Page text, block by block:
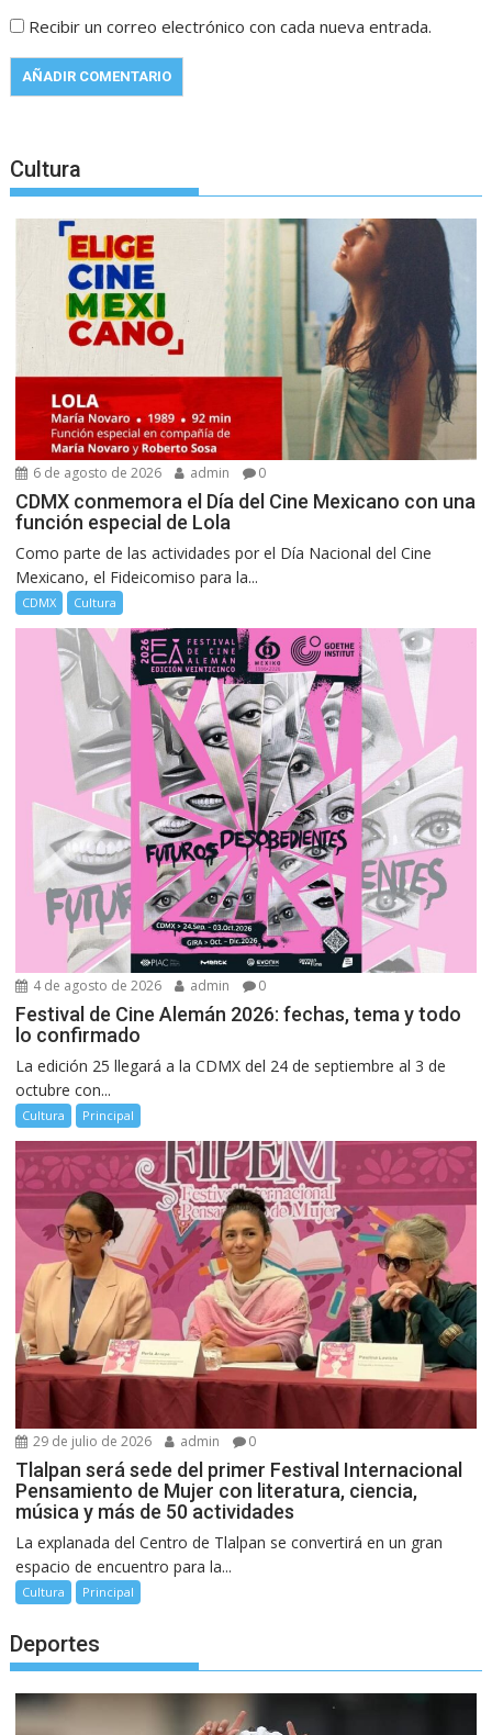
Recibir un correo electrónico con cada nueva entrada.
Cultura
6 de agosto de 2026 admin 0
CDMX conmemora el Día del Cine Mexicano con una
función especial de Lola
Como parte de las actividades por el Día Nacional del Cine
Mexicano, el Fideicomiso para la...
CDMX Cultura
4 de agosto de 2026 admin 0
Festival de Cine Alemán 2026: fechas, tema y todo
lo confirmado
La edición 25 llegará a la CDMX del 24 de septiembre al 3 de
octubre con...
Cultura Principal
29 de julio de 2026 admin 0
Tlalpan será sede del primer Festival Internacional
Pensamiento de Mujer con literatura, ciencia,
música y más de 50 actividades
La explanada del Centro de Tlalpan se convertirá en un gran
espacio de encuentro para la...
Cultura Principal
Deportes